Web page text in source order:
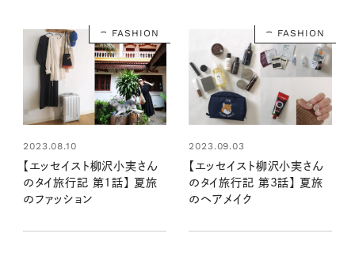
FASHION
2023.08.10
【エッセイスト柳沢小実さん
のタイ旅行記 第1話】 夏旅
のファッション
FASHION
2023.09.03
【エッセイスト柳沢小実さん
のタイ旅行記 第3話】 夏旅
のヘアメイク